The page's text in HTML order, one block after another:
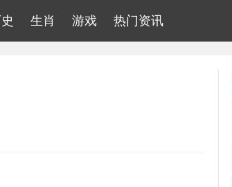
生肖 游戏 热门资讯